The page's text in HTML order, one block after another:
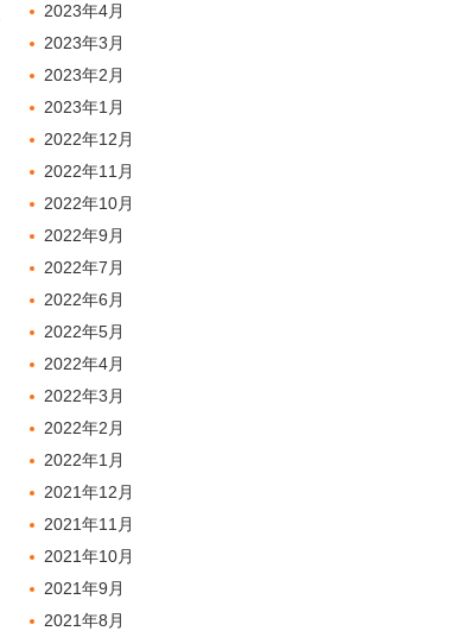
2023年4月
2023年3月
2023年2月
2023年1月
2022年12月
2022年11月
2022年10月
2022年9月
2022年7月
2022年6月
2022年5月
2022年4月
2022年3月
2022年2月
2022年1月
2021年12月
2021年11月
2021年10月
2021年9月
2021年8月